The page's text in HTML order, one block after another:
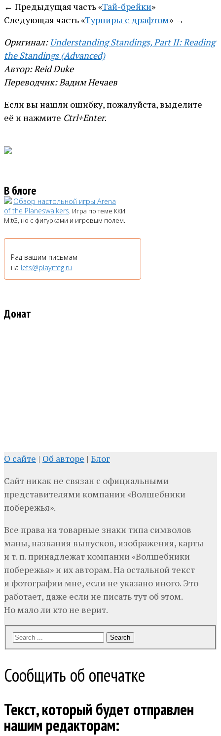
← Предыдущая часть «Тай-брейки»
Следующая часть «Турниры с драфтом» →
Оригинал: Understanding Standings, Part II: Reading
the Standings (Advanced)
Автор: Reid Duke
Переводчик: Вадим Нечаев
Если вы нашли ошибку, пожалуйста, выделите
её и нажмите Ctrl+Enter.
В блоге
Обзор настольной игры Arena
of the Planeswalkers. Игра по теме ККИ
M:tG, но с фигурками и игровым полем.
Рад вашим письмам
на lets@playmtg.ru
Донат
О сайте | Об авторе | Блог
Сайт никак не связан с официальными
представителями компании «Волшебники
побережья».
Все права на товарные знаки типа символов
маны, названия выпусков, изображения, карты
и т. п. принадлежат компании «Волшебники
побережья» и их авторам. На остальной текст
и фотографии мне, если не указано иного. Это
работает, даже если не писать тут об этом.
Но мало ли кто не верит.
Search
Сообщить об опечатке
Текст, который будет отправлен
нашим редакторам: